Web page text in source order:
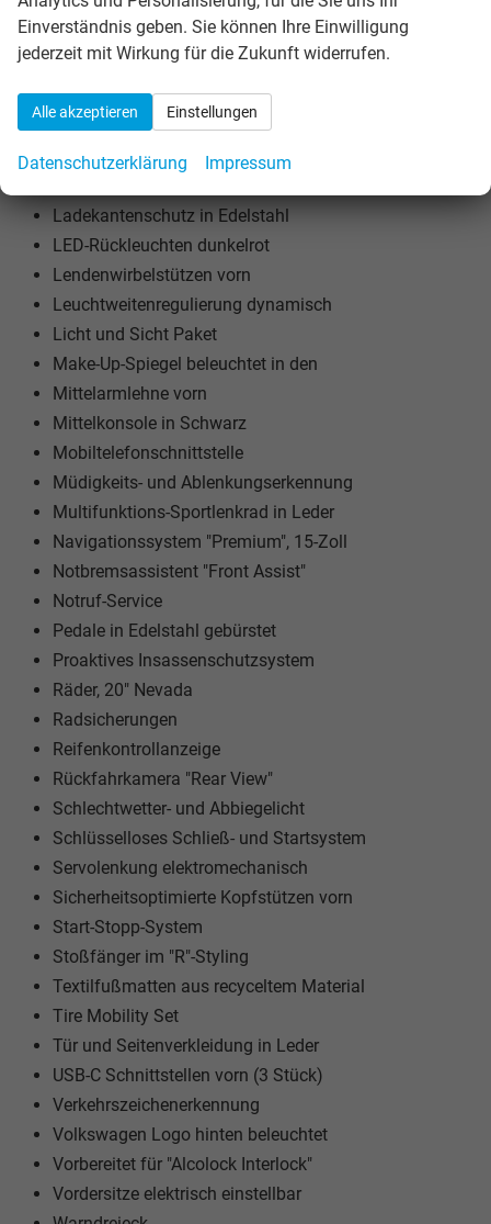
IQ. Light - HD-Matrix-Scheinwerfer
ISOFIX-Halteösen
Klimaanlage "Air Care Climatronic"
Komfortsitze vorn
Kopfairbagsystem
Kraftstofftank mit 90l Fassungsvermögen
Ladekantenschutz in Edelstahl
LED-Rückleuchten dunkelrot
Lendenwirbelstützen vorn
Leuchtweitenregulierung dynamisch
Licht und Sicht Paket
Make-Up-Spiegel beleuchtet in den
Mittelarmlehne vorn
Mittelkonsole in Schwarz
Mobiltelefonschnittstelle
Müdigkeits- und Ablenkungserkennung
Multifunktions-Sportlenkrad in Leder
Navigationssystem "Premium", 15-Zoll
Notbremsassistent "Front Assist"
Notruf-Service
Pedale in Edelstahl gebürstet
Proaktives Insassenschutzsystem
Räder, 20" Nevada
Radsicherungen
Reifenkontrollanzeige
Rückfahrkamera "Rear View"
Schlechtwetter- und Abbiegelicht
Schlüsselloses Schließ- und Startsystem
Servolenkung elektromechanisch
Sicherheitsoptimierte Kopfstützen vorn
Start-Stopp-System
Stoßfänger im "R"-Styling
Textilfußmatten aus recyceltem Material
Tire Mobility Set
Tür und Seitenverkleidung in Leder
USB-C Schnittstellen vorn (3 Stück)
Verkehrszeichenerkennung
Volkswagen Logo hinten beleuchtet
Vorbereitet für "Alcolock Interlock"
Vordersitze elektrisch einstellbar
Einverständnis geben. Sie können Ihre Einwilligung
jederzeit mit Wirkung für die Zukunft widerrufen.
Alle akzeptieren Einstellungen
Datenschutzerklärung Impressum